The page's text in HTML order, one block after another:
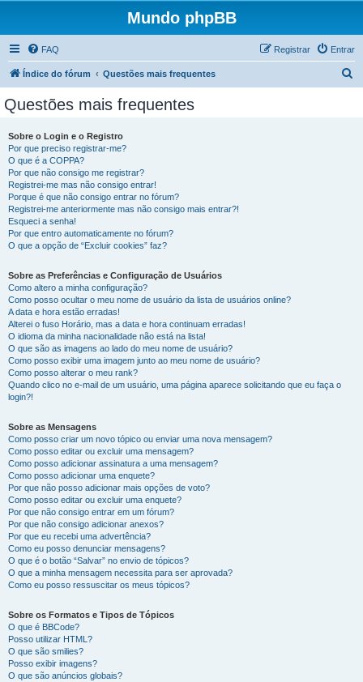
Mundo phpBB
FAQ Entrar
Registrar
Índice do fórum Questões mais frequentes
Questões mais frequentes
Sobre o Login e o Registro
Por que preciso registrar-me?
O que é a COPPA?
Por que não consigo me registrar?
Registrei-me mas não consigo entrar!
Porque é que não consigo entrar no fórum?
Registrei-me anteriormente mas não consigo mais entrar?!
Esqueci a senha!
Por que entro automaticamente no fórum?
O que a opção de “Excluir cookies” faz?
Sobre as Preferências e Configuração de Usuários
Como altero a minha configuração?
Como posso ocultar o meu nome de usuário da lista de usuários online?
A data e hora estão erradas!
Alterei o fuso Horário, mas a data e hora continuam erradas!
O idioma da minha nacionalidade não está na lista!
O que são as imagens ao lado do meu nome de usuário?
Como posso exibir uma imagem junto ao meu nome de usuário?
Como posso alterar o meu rank?
Quando clico no e-mail de um usuário, uma página aparece solicitando que eu faça o
login?!
Sobre as Mensagens
Como posso criar um novo tópico ou enviar uma nova mensagem?
Como posso editar ou excluir uma mensagem?
Como posso adicionar assinatura a uma mensagem?
Como posso adicionar uma enquete?
Por que não posso adicionar mais opções de voto?
Como posso editar ou excluir uma enquete?
Por que não consigo entrar em um fórum?
Por que não consigo adicionar anexos?
Por que eu recebi uma advertência?
Como eu posso denunciar mensagens?
O que é o botão “Salvar” no envio de tópicos?
O que a minha mensagem necessita para ser aprovada?
Como eu posso ressuscitar os meus tópicos?
Sobre os Formatos e Tipos de Tópicos
O que é BBCode?
Posso utilizar HTML?
O que são smilies?
Posso exibir imagens?
O que são anúncios globais?